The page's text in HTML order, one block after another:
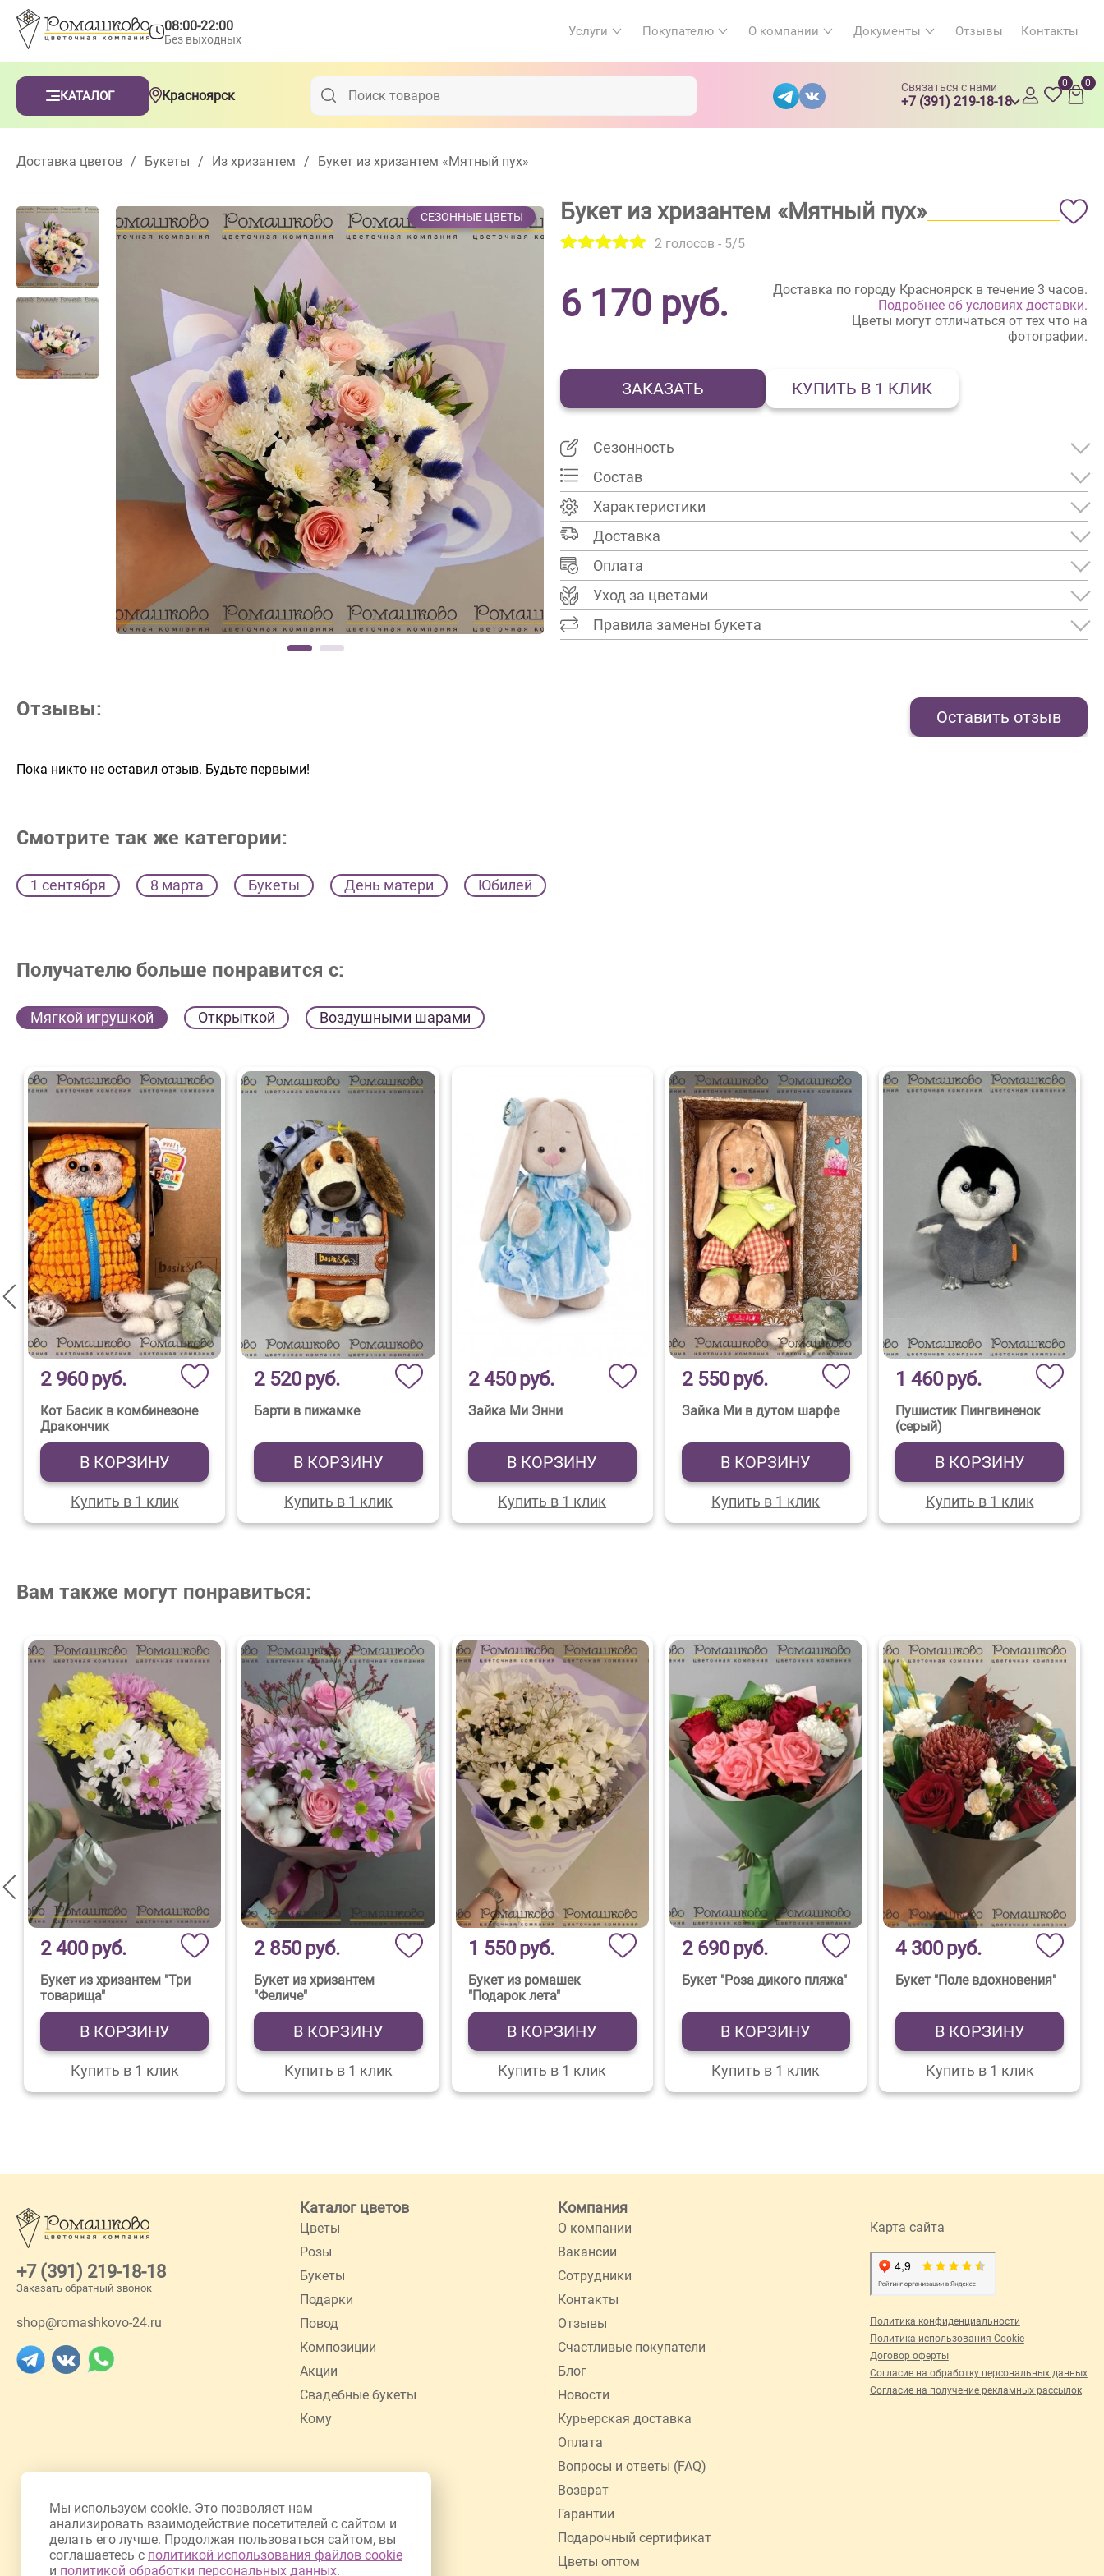
08:00-22:00
Без выходных
Услуги Покупателю О компании Документы Отзывы Контакты
КАТАЛОГ Красноярск
Связаться с нами
+7 (391) 219-18-18
0 0
Доставка цветов / Букеты / Из хризантем / Букет из хризантем «Мятный пух»
СЕЗОННЫЕ ЦВЕТЫ Букет из хризантем «Мятный пух»
2голосов - 5/5
6 170 руб.
Доставка по городу Красноярск в течение 3 часов.
Подробнее об условиях доставки.
Цветы могут отличаться от тех что на
фотографии.
ЗАКАЗАТЬ КУПИТЬ В 1 КЛИК
Сезонность
Состав
Характеристики
Доставка
Оплата
Уход за цветами
Правила замены букета
Отзывы: Оставить отзыв
Пока никто не оставил отзыв. Будьте первыми!
Смотрите так же категории:
1 сентября 8 марта Букеты День матери Юбилей
Получателю больше понравится с:
Мягкой игрушкой Открыткой Воздушными шарами
2 960руб.
Кот Басик в комбинезоне
Дракончик
В КОРЗИНУ
Купить в 1 клик
2 520руб.
Барти в пижамке
В КОРЗИНУ
Купить в 1 клик
2 450руб.
Зайка Ми Энни
В КОРЗИНУ
Купить в 1 клик
2 550руб.
Зайка Ми в дутом шарфе
В КОРЗИНУ
Купить в 1 клик
1 460руб.
Пушистик Пингвиненок
(серый)
В КОРЗИНУ
Купить в 1 клик
Вам также могут понравиться:
2 400руб.
Букет из хризантем "Три
товарища"
В КОРЗИНУ
Купить в 1 клик
2 850руб.
Букет из хризантем
"Феличе"
В КОРЗИНУ
Купить в 1 клик
1 550руб.
Букет из ромашек
"Подарок лета"
В КОРЗИНУ
Купить в 1 клик
2 690руб.
Букет "Роза дикого пляжа"
В КОРЗИНУ
Купить в 1 клик
4 300руб.
Букет "Поле вдохновения"
В КОРЗИНУ
Купить в 1 клик
+7 (391) 219-18-18
Заказать обратный звонок
shop@romashkovo-24.ru
Каталог цветов
Цветы
Розы
Букеты
Подарки
Повод
Композиции
Акции
Свадебные букеты
Кому
Компания
О компании
Вакансии
Сотрудники
Контакты
Отзывы
Счастливые покупатели
Блог
Новости
Курьерская доставка
Оплата
Вопросы и ответы (FAQ)
Возврат
Гарантии
Подарочный сертификат
Цветы оптом
Карта сайта
Политика конфиденциальности
Политика использования Cookie
Договор оферты
Согласие на обработку персональных данных
Согласие на получение рекламных рассылок
Мы используем cookie. Это позволяет нам
анализировать взаимодействие посетителей с сайтом и
делать его лучше. Продолжая пользоваться сайтом, вы
соглашаетесь с политикой использования файлов cookie
и политикой обработки персональных данных.